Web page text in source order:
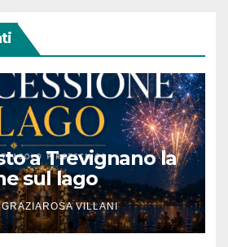
a Trevignano la
sul lago
GRAZIAROSA VILLANI